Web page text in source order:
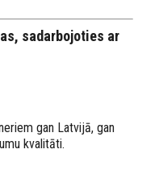
sadarbojoties ar
gan Latvijā, gan
kvalitāti.